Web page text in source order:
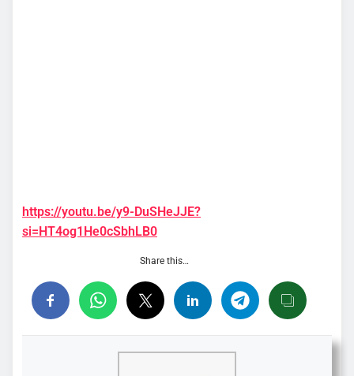
https://youtu.be/y9-DuSHeJJE?
si=HT4og1He0cSbhLB0
Share this…